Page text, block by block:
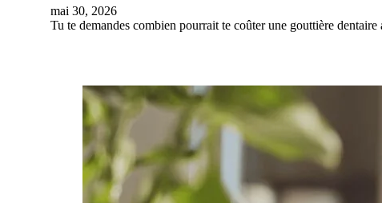
mai 30, 2026
Tu te demandes combien pourrait te coûter une gouttière